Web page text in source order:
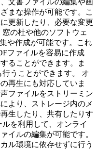
文書ファイルの編集や画
まな操作が可能です。こ
更新したり、必要な変更
の杜や他のソフトウェ
や作成が可能です。これ
ファイルを容易に作成
ることができます。ま
うことができます。 オ
再生にも対応していま
ファイルをストリーミン
より、ストレージ内のメ
生したり、共有したりす
を利用して、オンライ
イルの編集が可能です。
ル環境に依存せずに行う